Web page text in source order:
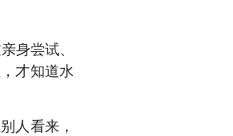
身尝试、
才知道水
人看来，